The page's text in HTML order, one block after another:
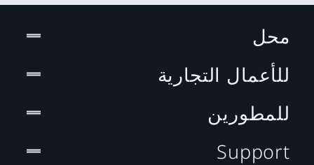
محل
للأعمال التجارية
للمطورين
Support